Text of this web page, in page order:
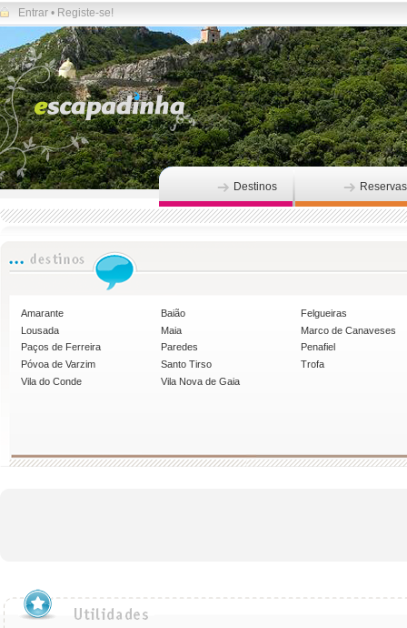
Entrar • Registe-se!
Destinos Reservas
Amarante Baião
Felgueiras
Lousada
Maia
Marco de Canaveses
Paços de Ferreira
Paredes
Penafiel
Póvoa de Varzim
Santo Tirso
Trofa
Vila do Conde
Vila Nova de Gaia